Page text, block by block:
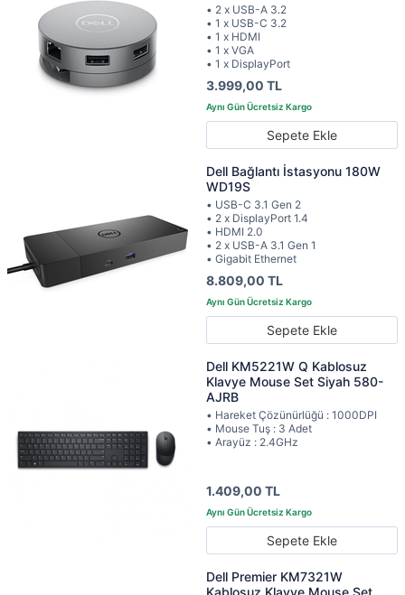
• 2 x USB-A 3.2
• 1 x USB-C 3.2
• 1 x HDMI
• 1 x VGA
• 1 x DisplayPort
3.999,00 TL
Sepete Ekle
Dell Bağlantı İstasyonu 180W
WD19S
• USB-C 3.1 Gen 2
• 2 x DisplayPort 1.4
• HDMI 2.0
• 2 x USB-A 3.1 Gen 1
• Gigabit Ethernet
8.809,00 TL
Sepete Ekle
Dell KM5221W Q Kablosuz
Klavye Mouse Set Siyah 580-
AJRB
• Hareket Çözünürlüğü : 1000DPI
• Mouse Tuş : 3 Adet
• Arayüz : 2.4GHz
1.409,00 TL
Sepete Ekle
Dell Premier KM7321W
Kablosuz Klavye Mouse Set